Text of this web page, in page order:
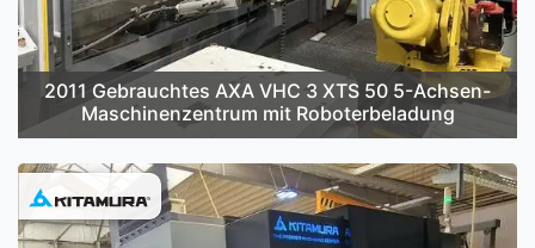
2011 Gebrauchtes AXA VHC 3 XTS 50 5-Achsen-
Maschinenzentrum mit Roboterbeladung